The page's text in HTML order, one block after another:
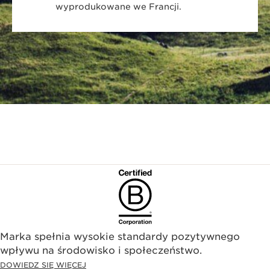
wyprodukowane we Francji.
Marka spełnia wysokie standardy pozytywnego
wpływu na środowisko i społeczeństwo.​
DOWIEDZ SIĘ WIĘCEJ